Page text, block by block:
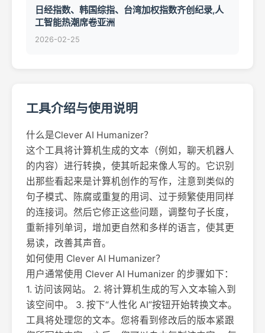
日经指数、韩国综指、台湾加权指数齐创纪录,人
工智能热潮席卷亚洲
2026-02-25
工具介绍与使用说明
什么是Clever AI Humanizer？
这个工具将计算机生成的文本（例如，聊天机器人
的内容）进行转换，使其听起来像人写的。它识别
出那些看起来是计算机创作的写作，注意到类似的
句子模式、陈腐或重复的用词、过于频繁使用同样
的连接词。然后它修正这些问题，调整句子长度，
重新排列单词，增加更自然和多样的语言，使其更
易读，改善其声音。
如何使用 Clever AI Humanizer？
用户通常使用 Clever AI Humanizer 的步骤如下：
1. 访问该网站。 2. 将计算机生成的写入文本输入到
该空间中。 3. 按下“人性化 AI”按钮开始转换文本。
工具将处理您的文本。您将看到修改后的版本紧跟